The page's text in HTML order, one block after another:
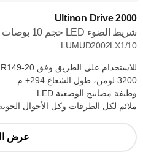
Ultinon Drive 2000
شريط الضوء LED حجم 10 بوصات
LUMUD2002LX1/10
للاستخدام على الطريق وفق ECE R149-20
3200 لومن، طول الشعاع ‎+294 م
وظيفة مصابيح الوضعية LED
ملائم لكل الطرقات وكل الأحوال الجوية
عرض